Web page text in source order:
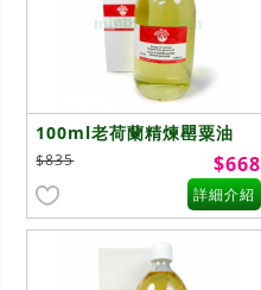
100ml老荷蘭精煉罌粟油
Poppy oil
refined(E1105)
$835 $668
詳細介紹